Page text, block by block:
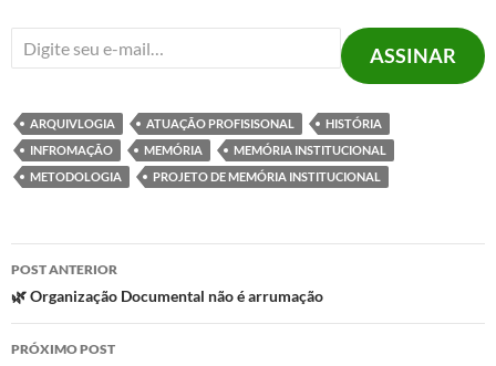
Digite seu e-mail…
ASSINAR
ARQUIVLOGIA ATUAÇÃO PROFISISONAL
HISTÓRIA
INFROMAÇÃO
MEMÓRIA
MEMÓRIA INSTITUCIONAL
METODOLOGIA
PROJETO DE MEMÓRIA INSTITUCIONAL
Navegação
de
posts
POST ANTERIOR
🌿 Organização Documental não é arrumação
PRÓXIMO POST